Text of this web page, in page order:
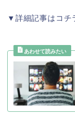
▼詳細記事はコチ